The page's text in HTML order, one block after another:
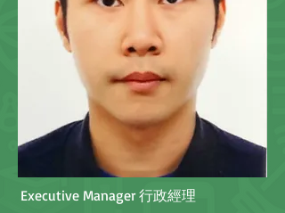
Executive Manager 行政經理